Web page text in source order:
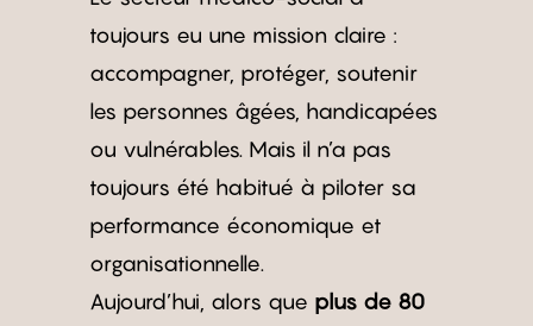
toujours eu une mission claire :
accompagner, protéger, soutenir
les personnes âgées, handicapées
ou vulnérables. Mais il n’a pas
toujours été habitué à piloter sa
performance économique et
organisationnelle.
Aujourd’hui, alors que plus de 80